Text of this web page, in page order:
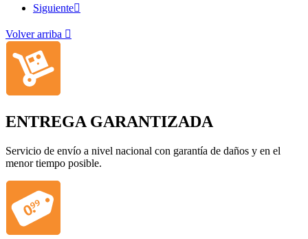
Siguiente
Volver arriba 
ENTREGA GARANTIZADA
Servicio de envío a nivel nacional con garantía de daños y en el
menor tiempo posible.